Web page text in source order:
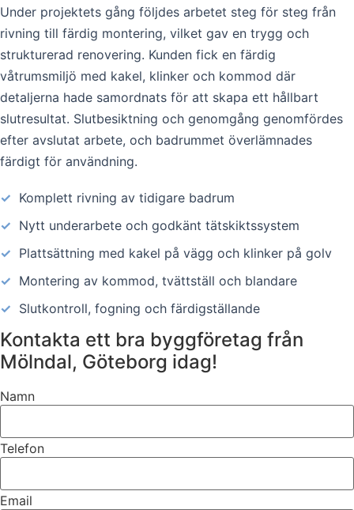
Under projektets gång följdes arbetet steg för steg från
rivning till färdig montering, vilket gav en trygg och
strukturerad renovering. Kunden fick en färdig
våtrumsmiljö med kakel, klinker och kommod där
detaljerna hade samordnats för att skapa ett hållbart
slutresultat. Slutbesiktning och genomgång genomfördes
efter avslutat arbete, och badrummet överlämnades
färdigt för användning.
✓ Komplett rivning av tidigare badrum
✓ Nytt underarbete och godkänt tätskiktssystem
✓ Plattsättning med kakel på vägg och klinker på golv
✓ Montering av kommod, tvättställ och blandare
✓ Slutkontroll, fogning och färdigställande
Kontakta ett bra byggföretag från
Mölndal, Göteborg idag!
Namn
Telefon
Email